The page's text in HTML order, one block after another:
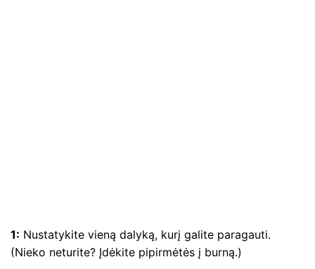
1: Nustatykite vieną dalyką, kurį galite paragauti.
(Nieko neturite? Įdėkite pipirmėtės į burną.)